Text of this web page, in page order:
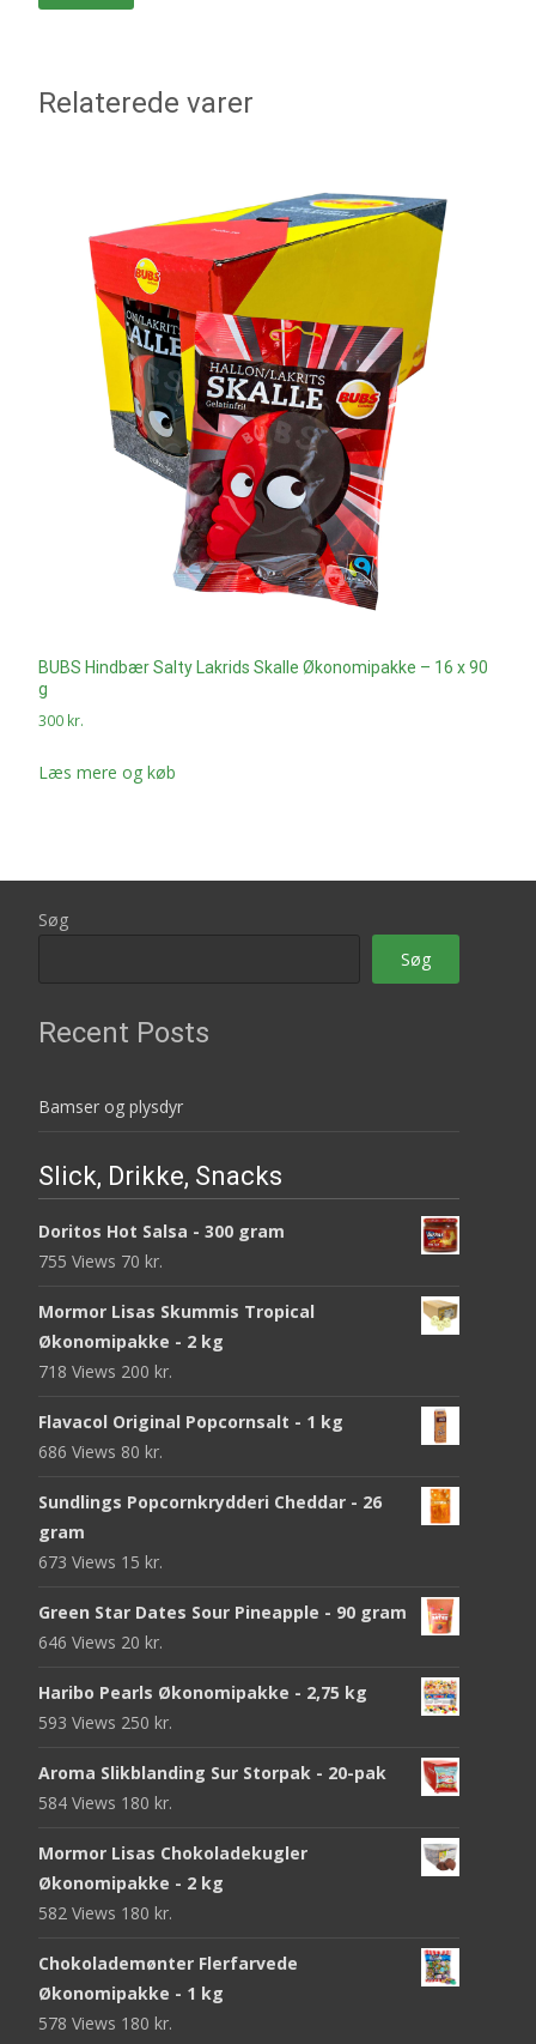
Relaterede varer
BUBS Hindbær Salty Lakrids Skalle Økonomipakke – 16 x 90
g
300 kr.
Læs mere og køb
Søg
Søg
Recent Posts
Bamser og plysdyr
Slick, Drikke, Snacks
Doritos Hot Salsa - 300 gram
755 Views 70 kr.
Mormor Lisas Skummis Tropical
Økonomipakke - 2 kg
718 Views 200 kr.
Flavacol Original Popcornsalt - 1 kg
686 Views 80 kr.
Sundlings Popcornkrydderi Cheddar - 26
gram
673 Views 15 kr.
Green Star Dates Sour Pineapple - 90 gram
646 Views 20 kr.
Haribo Pearls Økonomipakke - 2,75 kg
593 Views 250 kr.
Aroma Slikblanding Sur Storpak - 20-pak
584 Views 180 kr.
Mormor Lisas Chokoladekugler
Økonomipakke - 2 kg
582 Views 180 kr.
Chokolademønter Flerfarvede
Økonomipakke - 1 kg
578 Views 180 kr.